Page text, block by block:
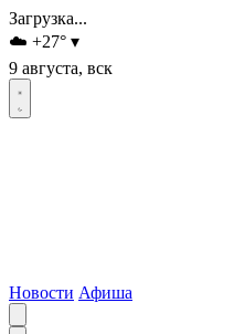
Загрузка...
☁️ +27° ▾
9 августа, вск
Новости Афиша